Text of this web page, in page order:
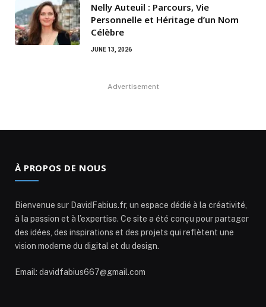
Nelly Auteuil : Parcours, Vie
Personnelle et Héritage d’un Nom
Célèbre
JUNE 13, 2026
Advertisement
À PROPOS DE NOUS
Bienvenue sur DavidFabius.fr, un espace dédié à la créativité,
à la passion et à l’expertise. Ce site a été conçu pour partager
des idées, des inspirations et des projets qui reflètent une
vision moderne du digital et du design.
Email: davidfabius667@gmail.com